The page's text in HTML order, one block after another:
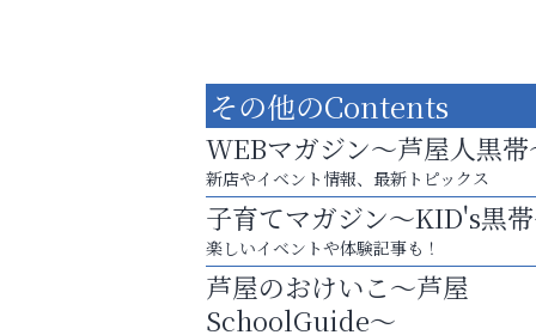
まずは話してみませんか？
「相続」無料相談会カフェ
Y-SPIRAL（ワイスパイラル
その他のContents
WEBマガジン～芦屋人黒帯
新店やイベント情報、最新トピックス
子育てマガジン～KID's黒
楽しいイベントや体験記事も！
芦屋のおけいこ～芦屋
SchoolGuide～